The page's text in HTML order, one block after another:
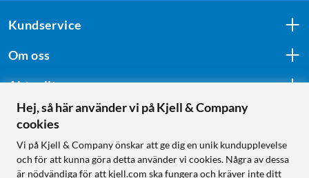
Kundservice
Om oss
Aktuellt
Följ oss
Hej, så här använder vi på Kjell & Company
cookies
Vi på Kjell & Company önskar att ge dig en unik kundupplevelse
och för att kunna göra detta använder vi cookies. Några av dessa
är nödvändiga för att kjell.com ska fungera och kräver inte ditt